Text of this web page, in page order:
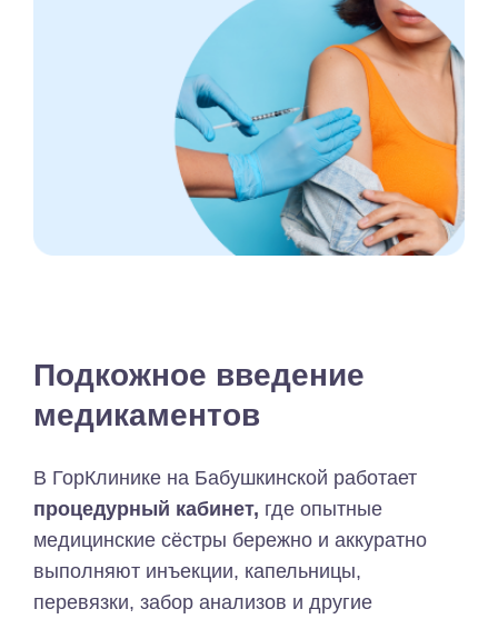
Подкожное введение
медикаментов
В ГорКлинике на Бабушкинской работает
процедурный кабинет, где опытные
медицинские сёстры бережно и аккуратно
выполняют инъекции, капельницы,
перевязки, забор анализов и другие